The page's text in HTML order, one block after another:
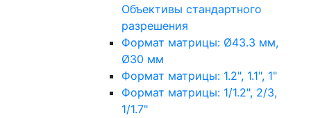
Объективы стандартного
разрешения
Формат матрицы: Ø43.3 мм,
Ø30 мм
Формат матрицы: 1.2", 1.1", 1"
Формат матрицы: 1/1.2", 2/3,
1/1.7"